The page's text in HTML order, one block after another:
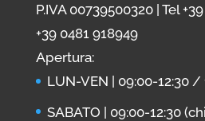
P.IVA 00739500320 | Tel
+39 0481 918949
Apertura:
LUN-VEN | 09:00-12:30 /
SABATO | 09:00-12:30